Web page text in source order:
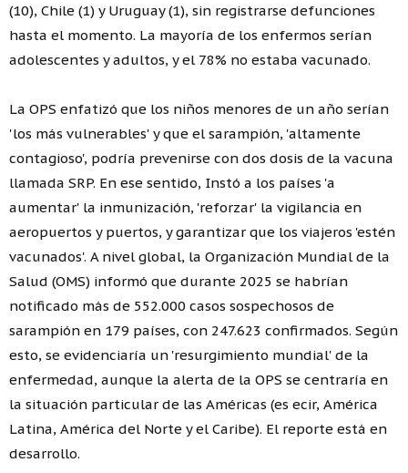
(10), Chile (1) y Uruguay (1), sin registrarse defunciones
hasta el momento. La mayoría de los enfermos serían
adolescentes y adultos, y el 78% no estaba vacunado.
La OPS enfatizó que los niños menores de un año serían
'los más vulnerables' y que el sarampión, 'altamente
contagioso', podría prevenirse con dos dosis de la vacuna
llamada SRP. En ese sentido, Instó a los países 'a
aumentar' la inmunización, 'reforzar' la vigilancia en
aeropuertos y puertos, y garantizar que los viajeros 'estén
vacunados'. A nivel global, la Organización Mundial de la
Salud (OMS) informó que durante 2025 se habrían
notificado más de 552.000 casos sospechosos de
sarampión en 179 países, con 247.623 confirmados. Según
esto, se evidenciaría un 'resurgimiento mundial' de la
enfermedad, aunque la alerta de la OPS se centraría en
la situación particular de las Américas (es ecir, América
Latina, América del Norte y el Caribe). El reporte está en
desarrollo.